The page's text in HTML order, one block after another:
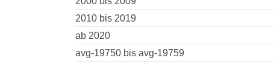
2010 bis 2019
ab 2020
avg-19750 bis avg-19759